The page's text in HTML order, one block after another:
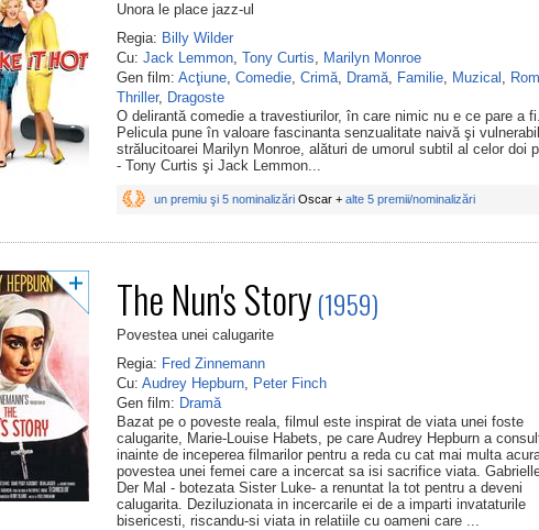
Unora le place jazz-ul
Regia: Billy Wilder
Cu: Jack Lemmon, Tony Curtis, Marilyn Monroe
Gen film: Acţiune, Comedie, Crimă, Dramă, Familie, Muzical ,
Thriller, Dragoste
O delirantă comedie a travestiurilor, în care nimic nu e ce pare a fi.
Pelicula pune în valoare fascinanta senzualitate naivă şi
strălucitoarei Marilyn Monroe, alături de umorul subtil al celor doi
- Tony Curtis şi Jack Lemmon...
un premiu şi 5 nominalizări Oscar + alte 5 premii/nominalizări
The Nun's Story(1959)
Povestea unei calugarite
Regia: Fred Zinnemann
Cu: Audrey Hepburn, Peter Finch
Gen film: Dramă
Bazat pe o poveste reala, filmul este inspirat de viata unei foste
calugarite, Marie-Louise Habets, pe care Audrey Hepburn a
inainte de inceperea filmarilor pentru a reda cu cat mai multa
povestea unei femei care a incercat sa isi sacrifice viata.
Der Mal - botezata Sister Luke- a renuntat la tot pentru a deveni
calugarita. Deziluzionata in incercarile ei de a imparti invataturile
bisericesti, riscandu-si viata in relatiile cu oameni care ...